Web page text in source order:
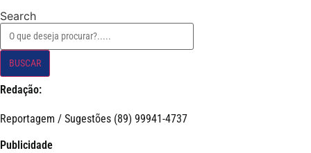
Search
BUSCAR
Redação:
Reportagem / Sugestões (89) 99941-4737
Publicidade